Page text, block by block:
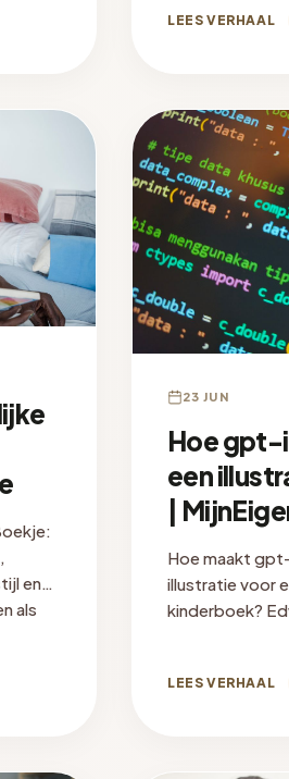
LEES VERHAAL
en
als
23 JUN
Hoe
een
|
Hoe maakt
illustratie voor
kinderboek?
LEES VERHAAL